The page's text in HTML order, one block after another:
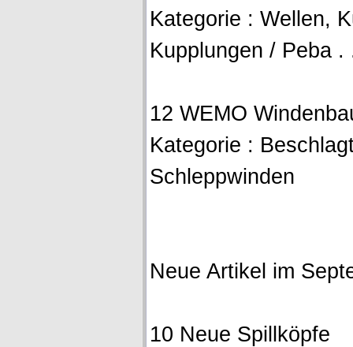
Kategorie : Wellen,
Kupplungen / Peba .
12 WEMO
Kategorie :
Schleppwinden
Neue Artikel im
10 Neue Spillköpfe